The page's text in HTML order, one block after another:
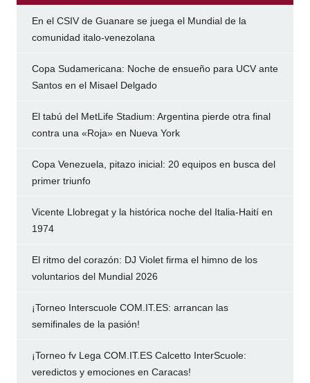
En el CSIV de Guanare se juega el Mundial de la
comunidad italo-venezolana
Copa Sudamericana: Noche de ensueño para UCV ante
Santos en el Misael Delgado
El tabú del MetLife Stadium: Argentina pierde otra final
contra una «Roja» en Nueva York
Copa Venezuela, pitazo inicial: 20 equipos en busca del
primer triunfo
Vicente Llobregat y la histórica noche del Italia-Haití en
1974
El ritmo del corazón: DJ Violet firma el himno de los
voluntarios del Mundial 2026
¡Torneo Interscuole COM.IT.ES: arrancan las
semifinales de la pasión!
¡Torneo fv Lega COM.IT.ES Calcetto InterScuole:
veredictos y emociones en Caracas!